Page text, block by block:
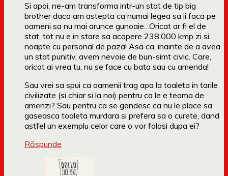
Si apoi, ne-am transforma intr-un stat de tip big
brother daca am astepta ca numai legea sa ii faca pe
oameni sa nu mai arunce gunoaie…Oricat ar fi el de
stat, tot nu e in stare sa acopere 238.000 kmp zi si
noapte cu personal de paza! Asa ca, inainte de a avea
un stat punitiv, avem nevoie de bun-simt civic. Care,
oricat ai vrea tu, nu se face cu bata sau cu amenda!
Sau vrei sa spui ca oamenii trag apa la toaleta in tarile
civilizate (si chiar si la noi) pentru ca le e teama de
amenzi? Sau pentru ca se gandesc ca nu le place sa
gaseasca toaleta murdara si prefera sa o curete, dand
astfel un exemplu celor care o vor folosi dupa ei?
Răspunde